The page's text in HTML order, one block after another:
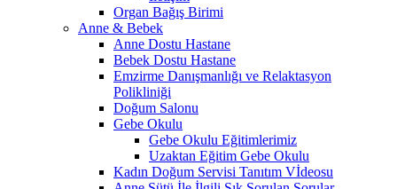
Organ Bağış Birimi
Anne & Bebek
Anne Dostu Hastane
Bebek Dostu Hastane
Emzirme Danışmanlığı ve Relaktasyon
Polikliniği
Doğum Salonu
Gebe Okulu
Gebe Okulu Eğitimlerimiz
Uzaktan Eğitim Gebe Okulu
Kadın Doğum Servisi Tanıtım Vİdeosu